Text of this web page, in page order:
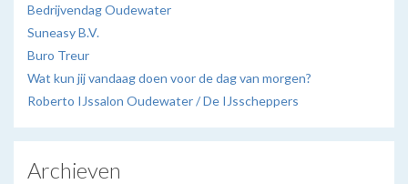
Bedrijvendag Oudewater
Suneasy B.V.
Buro Treur
Wat kun jij vandaag doen voor de dag van morgen?
Roberto IJssalon Oudewater / De IJsscheppers
Archieven